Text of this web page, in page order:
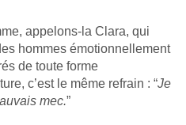
appelons-la Clara, qui
hommes émotionnellement
de toute forme
c’est le même refrain : “Je
mec.”